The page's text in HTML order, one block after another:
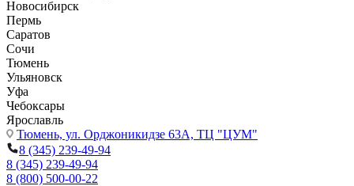
Новосибирск
Пермь
Саратов
Сочи
Тюмень
Ульяновск
Уфа
Чебоксары
Ярославль
Тюмень, ул. Орджоникидзе 63А, ТЦ "ЦУМ"
8 (345) 239-49-94
8 (345) 239-49-94
8 (800) 500-00-22